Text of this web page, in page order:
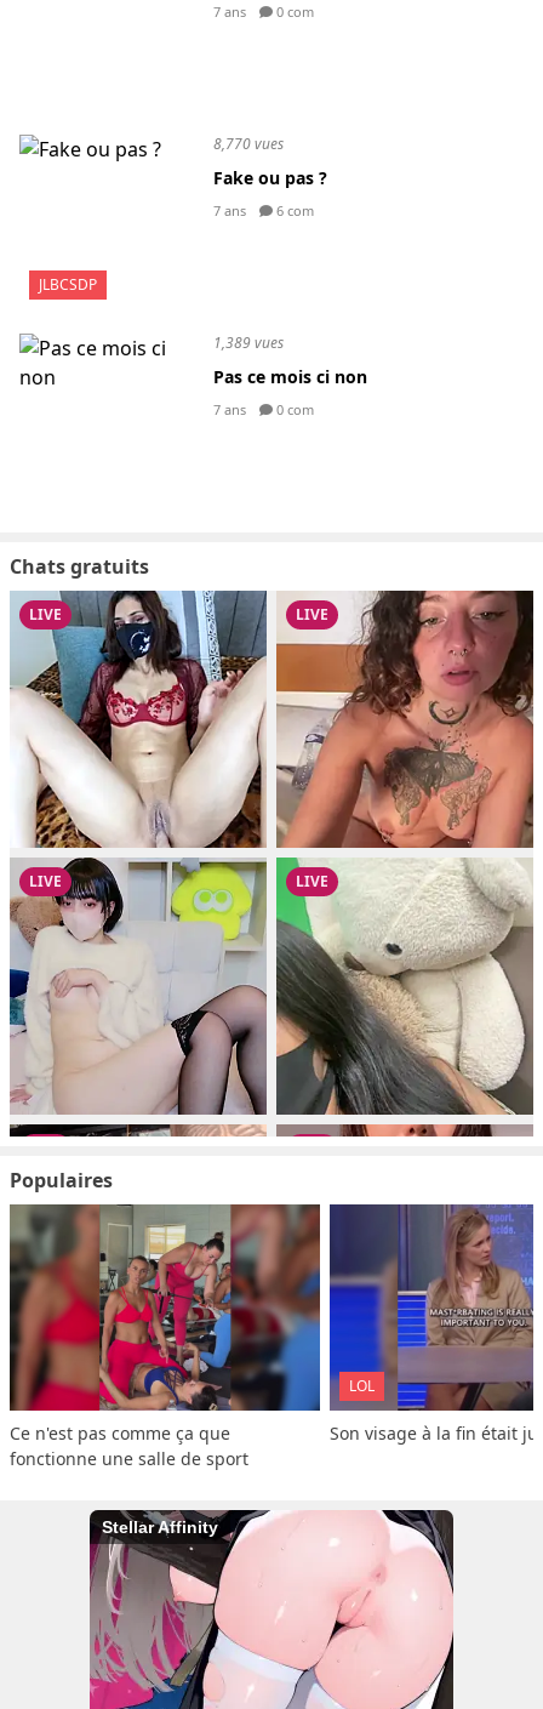
7 ans 0 com
JLBCSDP
8,770 vues
Fake ou pas ?
7 ans 6 com
1,389 vues
Pas ce mois ci non
7 ans 0 com
Chats gratuits
Populaires
Ce n'est pas comme ça que
fonctionne une salle de sport
LOL
Son visage à la fin était